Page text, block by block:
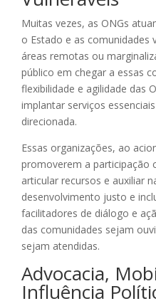
Muitas vezes, as ONGs
o Estado e as comunidades
áreas remotas ou
público em chegar a essas
flexibilidade e agilidade das
implantar serviços
direcionada.
Essas organizações, ao
promoverem a participação
articular recursos e auxiliar
desenvolvimento justo e
facilitadores de diálogo e
das comunidades sejam
sejam atendidas.
Advocacia,
Influência